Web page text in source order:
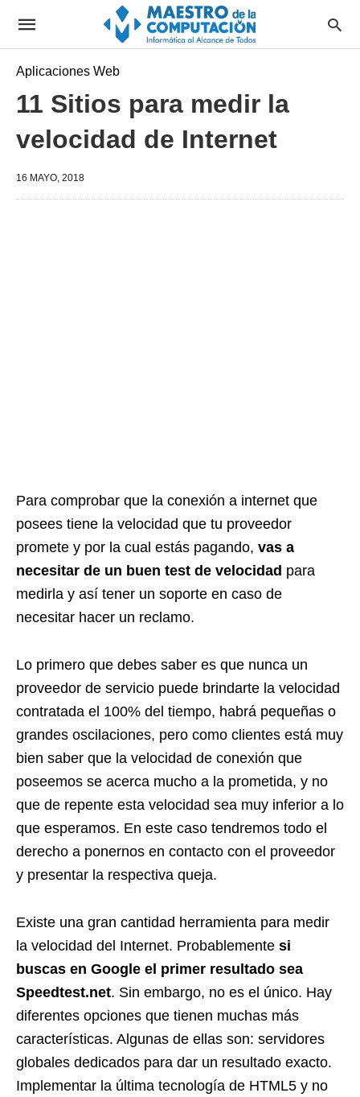
Aplicaciones Web
11 Sitios para medir la
velocidad de Internet
16 MAYO, 2018
Para comprobar que la conexión a internet que
posees tiene la velocidad que tu proveedor
promete y por la cual estás pagando, vas a
necesitar de un buen test de velocidad para
medirla y así tener un soporte en caso de
necesitar hacer un reclamo.
Lo primero que debes saber es que nunca un
proveedor de servicio puede brindarte la velocidad
contratada el 100% del tiempo, habrá pequeñas o
grandes oscilaciones, pero como clientes está muy
bien saber que la velocidad de conexión que
poseemos se acerca mucho a la prometida, y no
que de repente esta velocidad sea muy inferior a lo
que esperamos. En este caso tendremos todo el
derecho a ponernos en contacto con el proveedor
y presentar la respectiva queja.
Existe una gran cantidad herramienta para medir
la velocidad del Internet. Probablemente si
buscas en Google el primer resultado sea
Speedtest.net. Sin embargo, no es el único. Hay
diferentes opciones que tienen muchas más
características. Algunas de ellas son: servidores
globales dedicados para dar un resultado exacto.
Implementar la última tecnología de HTML5 y no